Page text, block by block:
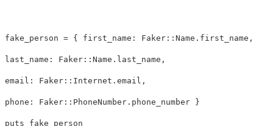
fake_person = { first_name: Faker :: Name . first_name ,
last_name: Faker :: Name . last_name ,
email: Faker :: Internet . email ,
phone: Faker :: PhoneNumber . phone_number }
puts fake_person